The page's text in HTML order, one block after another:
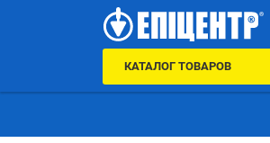
КАТАЛОГ ТОВАРОВ